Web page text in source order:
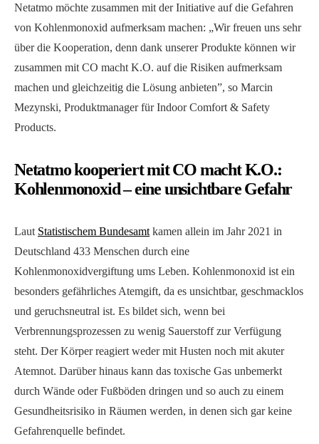
Netatmo möchte zusammen mit der Initiative auf die Gefahren
von Kohlenmonoxid aufmerksam machen: „Wir freuen uns sehr
über die Kooperation, denn dank unserer Produkte können wir
zusammen mit CO macht K.O. auf die Risiken aufmerksam
machen und gleichzeitig die Lösung anbieten”, so Marcin
Mezynski, Produktmanager für Indoor Comfort & Safety
Products.
Netatmo kooperiert mit CO macht K.O.:
Kohlenmonoxid – eine unsichtbare Gefahr
Laut Statistischem Bundesamt kamen allein im Jahr 2021 in
Deutschland 433 Menschen durch eine
Kohlenmonoxidvergiftung ums Leben. Kohlenmonoxid ist ein
besonders gefährliches Atemgift, da es unsichtbar, geschmacklos
und geruchsneutral ist. Es bildet sich, wenn bei
Verbrennungsprozessen zu wenig Sauerstoff zur Verfügung
steht. Der Körper reagiert weder mit Husten noch mit akuter
Atemnot. Darüber hinaus kann das toxische Gas unbemerkt
durch Wände oder Fußböden dringen und so auch zu einem
Gesundheitsrisiko in Räumen werden, in denen sich gar keine
Gefahrenquelle befindet.